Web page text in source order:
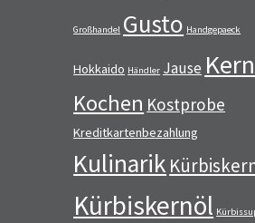
Großhandel Gusto Handgepaeck
Hokkaido Händler Jause
Kochen Kostprobe
Kreditkartenbezahlung
Kulinarik
Kürbiskernöl